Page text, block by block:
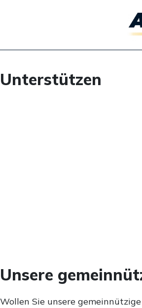
Unterstützen
Unsere
Wollen Sie unsere